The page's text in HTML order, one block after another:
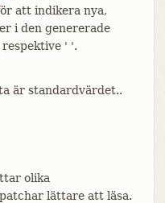
att indikera nya,
i den genererade
respektive ' '.
är standardvärdet..
olika
lättare att läsa.